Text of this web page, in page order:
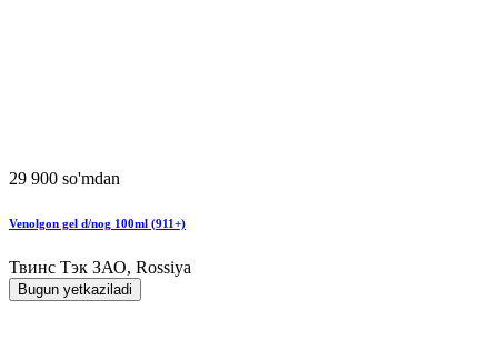
29 900 so'mdan
Venolgon gel d/nog 100ml (911+)
Твинс Тэк ЗАО, Rossiya
Bugun yetkaziladi